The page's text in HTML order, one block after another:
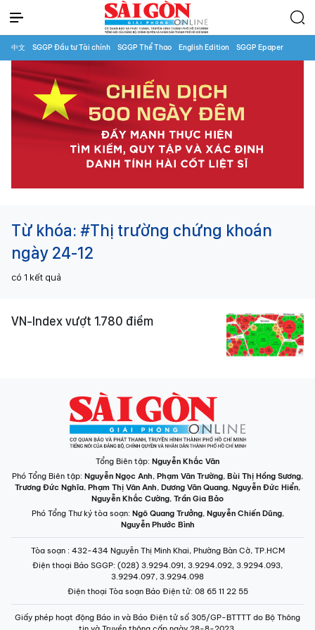
中文 SGGP Đầu tư Tài chính SGGP Thể Thao English Edition SGGP Epaper
Từ khóa: #Thị trường chứng khoán
ngày 24-12
có 1 kết quả
VN-Index vượt 1.780 điểm
Tổng Biên tập: Nguyễn Khắc Văn
Phó Tổng Biên tập: Nguyễn Ngọc Anh, Phạm Văn Trường, Bùi Thị Hồng Sương,
Trương Đức Nghĩa, Phạm Thị Vân Anh, Dương Văn Quang, Nguyễn Đức Hiển,
Nguyễn Khắc Cường, Trần Gia Bảo
Phó Tổng Thư ký tòa soạn: Ngô Quang Trưởng, Nguyễn Chiến Dũng,
Nguyễn Phước Bình
Tòa soạn : 432-434 Nguyễn Thị Minh Khai, Phường Bàn Cờ, TP.HCM
Điện thoại Báo SGGP: (028) 3.9294.091, 3.9294.092, 3.9294.093,
3.9294.097, 3.9294.098
Điện thoại Tòa soạn Báo Điện tử: 08 65 11 22 55
Giấy phép hoạt động Báo in và Báo Điện tử số 305/GP-BTTTT do Bộ Thông